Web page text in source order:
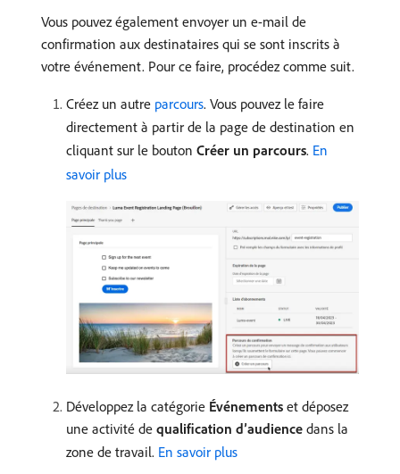
Vous pouvez également envoyer un e-mail de
confirmation aux destinataires qui se sont inscrits à
votre événement. Pour ce faire, procédez comme suit.
Créez un autre parcours. Vous pouvez le faire
directement à partir de la page de destination en
cliquant sur le bouton Créer un parcours. En
savoir plus
Développez la catégorie Événements et déposez
une activité de qualification d’audience dans la
zone de travail. En savoir plus